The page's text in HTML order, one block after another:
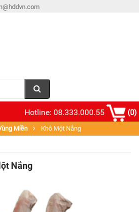
Hotline: 08.333.000.55 (0)
Miền Khô Một Nắng
Nắng